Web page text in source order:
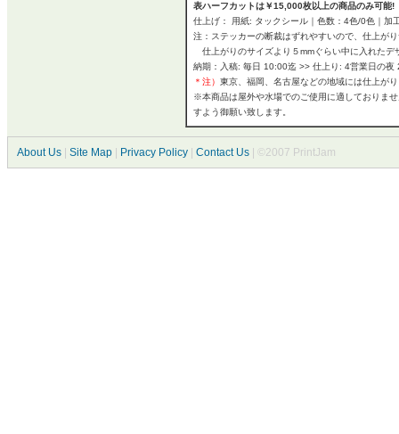
表ハーフカットは￥15,000枚以上の商品のみ可
仕上げ： 用紙: タックシール｜色数：4色/0色｜加
注：ステッカーの断裁はずれやすいので、仕上が
仕上がりのサイズより５mmぐらい中に入れたデ
納期：入稿: 毎日 10:00迄 >> 仕上り: 4営業日の夜
＊注） 東京、福岡、名古屋などの地域には仕上が
※本商品は屋外や水場でのご使用に適しておりま
すよう御願い致します。
About Us Site Map Privacy Policy Contact Us | ©2007 PrintJam